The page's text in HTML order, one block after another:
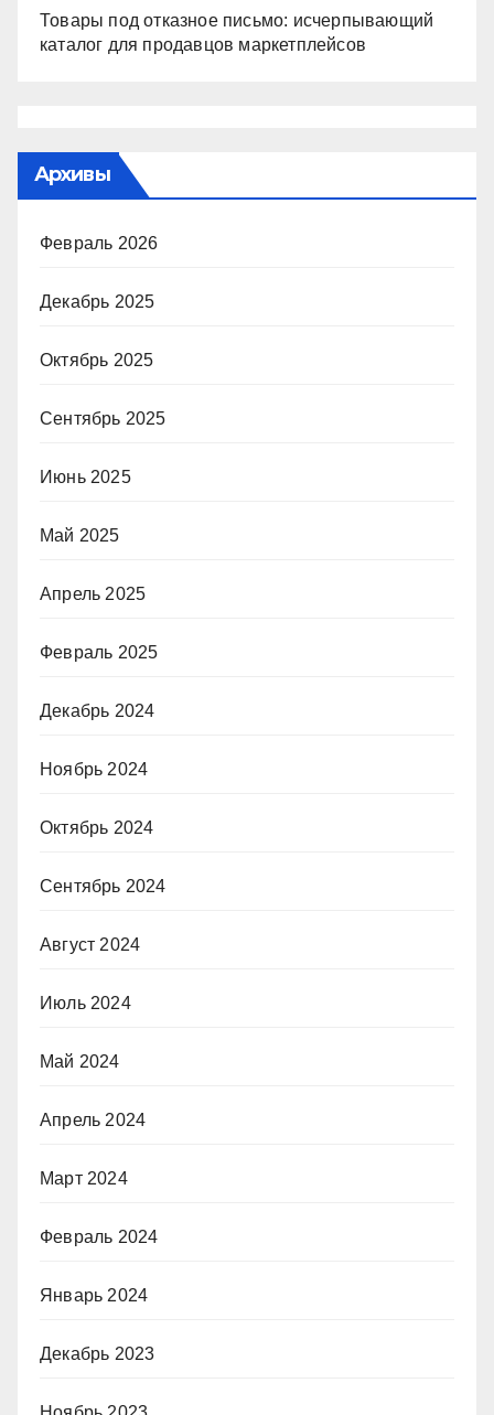
Товары под отказное письмо: исчерпывающий
каталог для продавцов маркетплейсов
Архивы
Февраль 2026
Декабрь 2025
Октябрь 2025
Сентябрь 2025
Июнь 2025
Май 2025
Апрель 2025
Февраль 2025
Декабрь 2024
Ноябрь 2024
Октябрь 2024
Сентябрь 2024
Август 2024
Июль 2024
Май 2024
Апрель 2024
Март 2024
Февраль 2024
Январь 2024
Декабрь 2023